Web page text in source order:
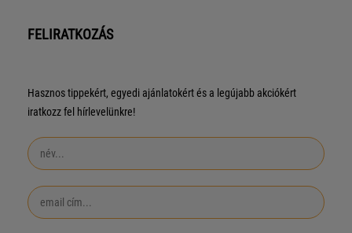
FELIRATKOZÁS
Hasznos tippekért, egyedi ajánlatokért és a legújabb akciókért
iratkozz fel hírlevelünkre!